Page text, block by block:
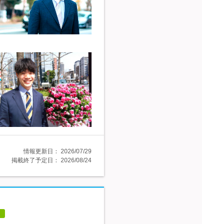
情報更新日： 2026/07/29
掲載終了予定日： 2026/08/24